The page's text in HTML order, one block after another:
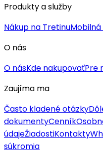
Produkty a služby
Nákup na Tretinu
O nás
O násKde nakupovaťPre
Zaujíma ma
Často kladené otázky
dokumentyCenník
údajeŽiadostiKontakty
súkromia